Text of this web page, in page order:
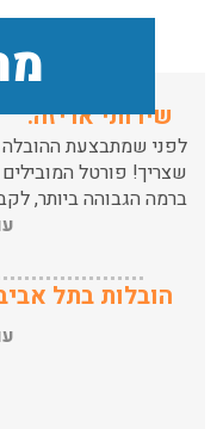
שירותי אריזה:
לפני שמתבצעת ההובלה
שצריך! פורטל
ברמה הגבוהה ביותר,
הובלות בתל